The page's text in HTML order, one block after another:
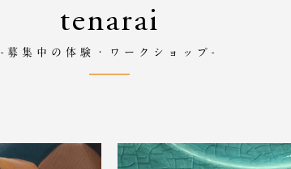
tenarai
-募集中の体験・ワークショップ-